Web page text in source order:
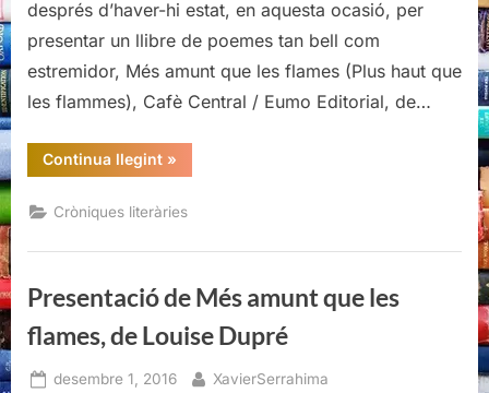
després d’haver-hi estat, en aquesta ocasió, per
presentar un llibre de poemes tan bell com
estremidor, Més amunt que les flames (Plus haut que
les flammes), Cafè Central / Eumo Editorial, de…
Continua llegint“Presentació
de
amunt
que
flames,
Dupré”
»
Cròniques literàries
Presentació de Més amunt que les
flames, de Louise Dupré
Posted
desembre 1, 2016 By
XavierSerrahima